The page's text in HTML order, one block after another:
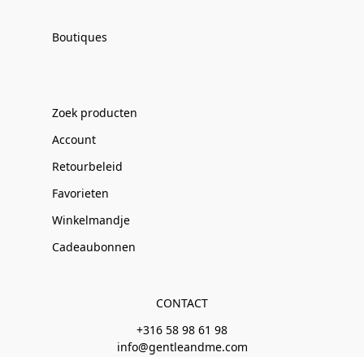
Boutiques
Zoek producten
Account
Retourbeleid
Favorieten
Winkelmandje
Cadeaubonnen
CONTACT
+316 58 98 61 98
info@gentleandme.com